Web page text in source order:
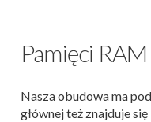
Pamięci
Nasza obudowa ma
głównej też znajduje